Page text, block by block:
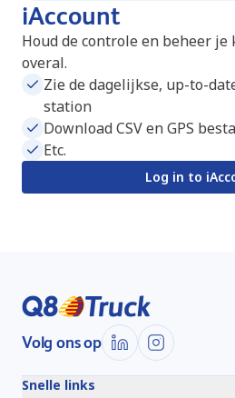
iAccount
Houd de controle en beheer
overal.
Zie de dagelijkse, up-to-
station
Download CSV en GPS
Etc.
Log in to
Volg ons op
Snelle links